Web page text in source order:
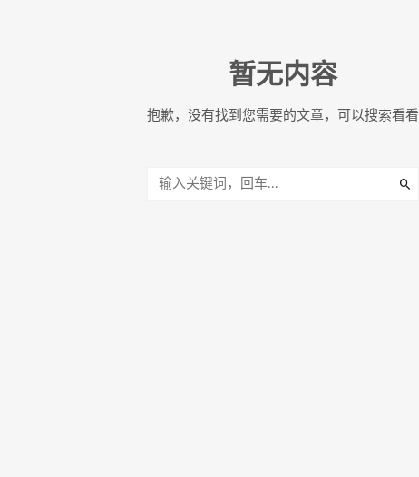
暂无内容
抱歉，没有找到您需要的文章，可以搜索看看